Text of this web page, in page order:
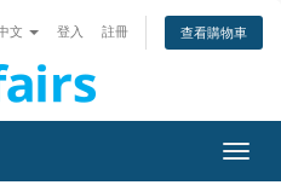
文 登入 註冊 查看購物車
切
換